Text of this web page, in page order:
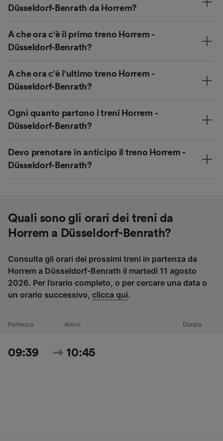
Düsseldorf-Benrath da Horrem?
A che ora c'è il primo treno Horrem -
Düsseldorf-Benrath?
A che ora c'è l'ultimo treno Horrem -
Düsseldorf-Benrath?
Ogni quanto partono i treni Horrem -
Düsseldorf-Benrath?
Devo prenotare in anticipo il treno Horrem -
Düsseldorf-Benrath?
Quali sono gli orari dei treni da
Horrem a Düsseldorf-Benrath?
Consulta gli orari dei prossimi treni in partenza da
Horrem a Düsseldorf-Benrath il martedì 11 agosto
2026. Per l’orario completo, o per cercare una data o
un orario successivo, clicca qui.
Partenza Arrivo Durata
09:39 10:45